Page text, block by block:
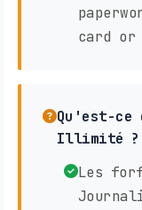
card or
Qu'est-
Illimité ?
Les